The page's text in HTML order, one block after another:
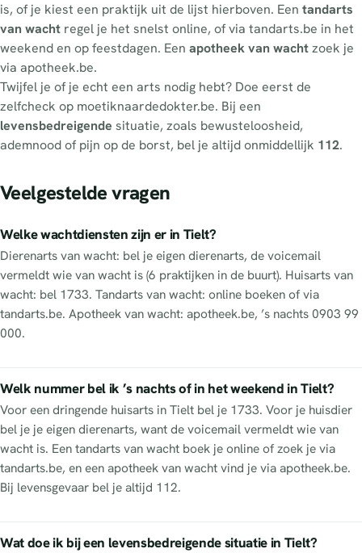
is, of je kiest een praktijk uit de lijst hierboven. Een tandarts
van wacht regel je het snelst online, of via tandarts.be in het
weekend en op feestdagen. Een apotheek van wachtzoek je
via apotheek.be.
Twijfel je of je echt een arts nodig hebt? Doe eerst de
zelfcheck op moetiknaardedokter.be. Bij een
levensbedreigende situatie, zoals bewusteloosheid,
ademnood of pijn op de borst, bel je altijd onmiddellijk 112.
Veelgestelde vragen
Welke wachtdiensten zijn er in Tielt?
Dierenarts van wacht: bel je eigen dierenarts, de voicemail
vermeldt wie van wacht is (6 praktijken in de buurt). Huisarts van
wacht: bel 1733. Tandarts van wacht: online boeken of via
tandarts.be. Apotheek van wacht: apotheek.be, ’s nachts 0903 99
000.
Welk nummer bel ik ’s nachts of in het weekend in Tielt?
Voor een dringende huisarts in Tielt bel je 1733. Voor je huisdier
bel je je eigen dierenarts, want de voicemail vermeldt wie van
wacht is. Een tandarts van wacht boek je online of zoek je via
tandarts.be, en een apotheek van wacht vind je via apotheek.be.
Bij levensgevaar bel je altijd 112.
Wat doe ik bij een levensbedreigende situatie in Tielt?